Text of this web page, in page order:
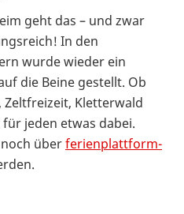
geht das – und zwar
In den
wurde wieder ein
die Beine gestellt. Ob
Zeltfreizeit, Kletterwald
jeden etwas dabei.
überferienplattform-